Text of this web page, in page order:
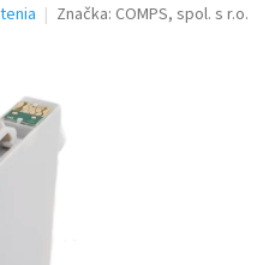
Značka: COMPS, spol. s r.o.